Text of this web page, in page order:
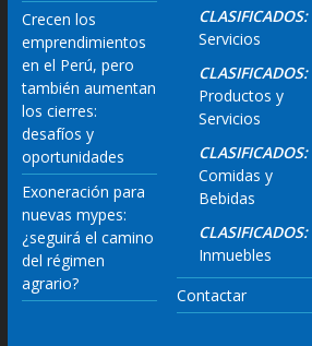
Crecen los
emprendimientos
en el Perú, pero
también aumentan
los cierres:
desafíos y
oportunidades
Exoneración para
nuevas mypes:
¿seguirá el camino
del régimen
agrario?
CLASIFICADOS:
Servicios
CLASIFICADOS:
Productos y
Servicios
CLASIFICADOS:
Comidas y
Bebidas
CLASIFICADOS:
Inmuebles
Contactar